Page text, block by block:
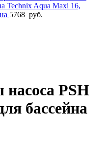
Technix Aqua Maxi 16,
5768 руб.
PSH
бассейна